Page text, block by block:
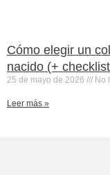
Cómo elegir un
nacido (+
25 de mayo de 2026 No
Leer más »